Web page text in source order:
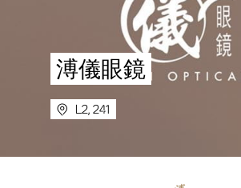
溥儀眼鏡
L2, 241